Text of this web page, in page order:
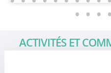
ACTIVITÉS ET